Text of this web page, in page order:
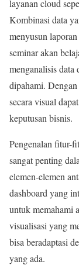
layanan cloud
Kombinasi data
menyusun
seminar akan
menganalisis
dipahami.
secara visual
keputusan bisnis.
Pengenalan fitur-
sangat penting
elemen-elemen
dashboard yang
untuk memahami
visualisasi yang
bisa beradaptasi
yang ada.